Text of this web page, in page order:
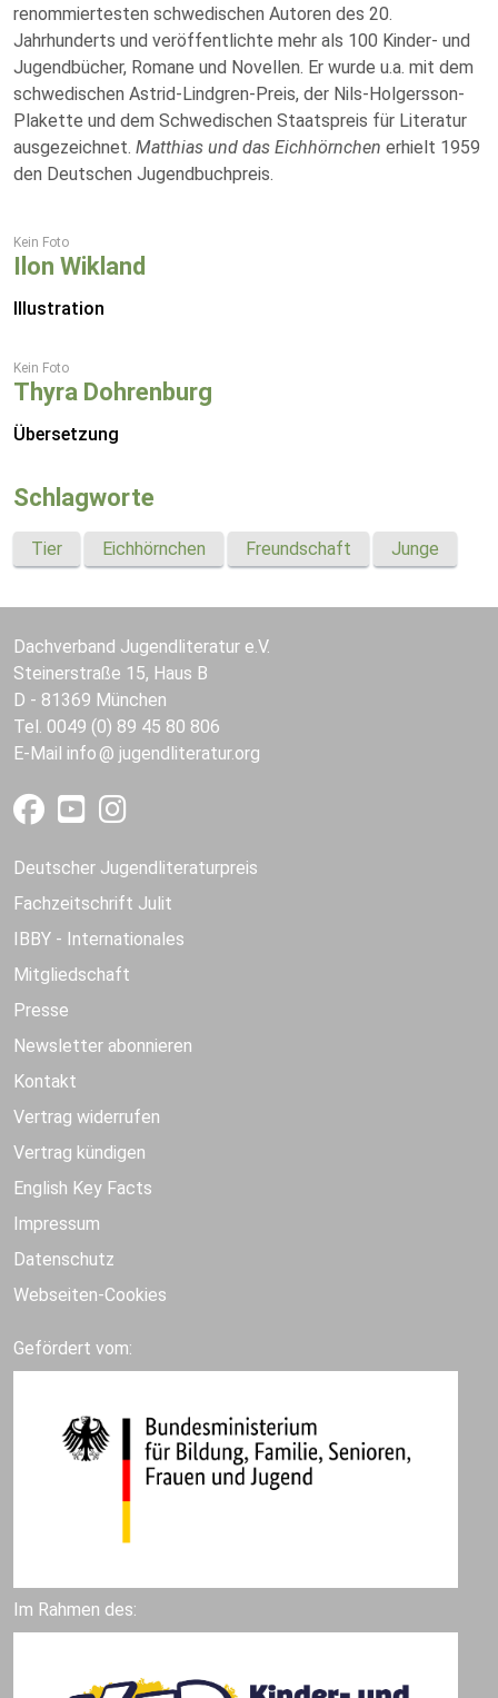
renommiertesten schwedischen Autoren des 20.
Jahrhunderts und veröffentlichte mehr als 100 Kinder- und
Jugendbücher, Romane und Novellen. Er wurde u.a. mit dem
schwedischen Astrid-Lindgren-Preis, der Nils-Holgersson-
Plakette und dem Schwedischen Staatspreis für Literatur
ausgezeichnet. Matthias und das Eichhörnchen erhielt 1959
den Deutschen Jugendbuchpreis.
Kein Foto
Ilon Wikland
Illustration
Kein Foto
Thyra Dohrenburg
Übersetzung
Schlagworte
Tier Eichhörnchen Freundschaft Junge
Dachverband Jugendliteratur e.V.
Steinerstraße 15, Haus B
D - 81369 München
Tel. 0049 (0) 89 45 80 806
E-Mail info jugendliteratur.org
Deutscher Jugendliteraturpreis
Fachzeitschrift Julit
IBBY - Internationales
Mitgliedschaft
Presse
Newsletter abonnieren
Kontakt
Vertrag widerrufen
Vertrag kündigen
English Key Facts
Impressum
Datenschutz
Webseiten-Cookies
Gefördert vom:
Im Rahmen des: